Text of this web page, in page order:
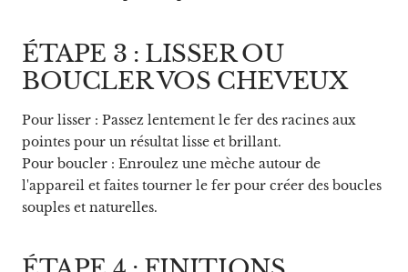
ÉTAPE 3 : LISSER OU
BOUCLER VOS CHEVEUX
Pour lisser : Passez lentement le fer des racines aux
pointes pour un résultat lisse et brillant.
Pour boucler : Enroulez une mèche autour de
l'appareil et faites tourner le fer pour créer des boucles
souples et naturelles.